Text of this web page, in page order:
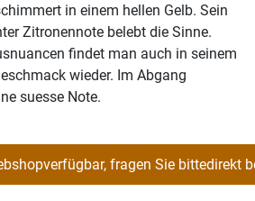
in einem hellen Gelb. Sein
Zitronennote belebt die Sinne.
findet man auch in seinem
wieder. Im Abgang
suesse Note.